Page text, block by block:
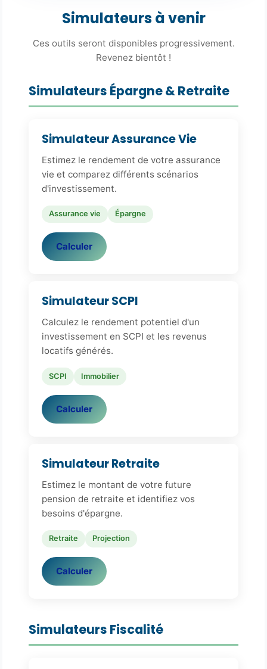
Simulateurs à venir
Ces outils seront disponibles progressivement.
Revenez bientôt !
Simulateurs Épargne & Retraite
Simulateur Assurance Vie
Estimez le rendement de votre assurance
vie et comparez différents scénarios
d'investissement.
Assurance vie Épargne
Calculer
Simulateur SCPI
Calculez le rendement potentiel d'un
investissement en SCPI et les revenus
locatifs générés.
SCPI Immobilier
Calculer
Simulateur Retraite
Estimez le montant de votre future
pension de retraite et identifiez vos
besoins d'épargne.
Retraite Projection
Calculer
Simulateurs Fiscalité